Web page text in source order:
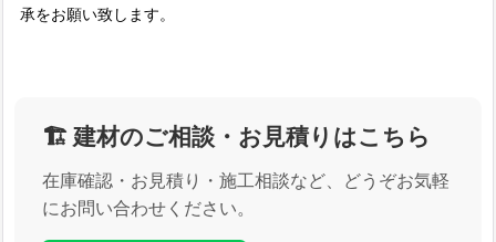
承をお願い致します。
🏗️ 建材のご相談・お見積りはこちら
在庫確認・お見積り・施工相談など、どうぞお気軽
にお問い合わせください。